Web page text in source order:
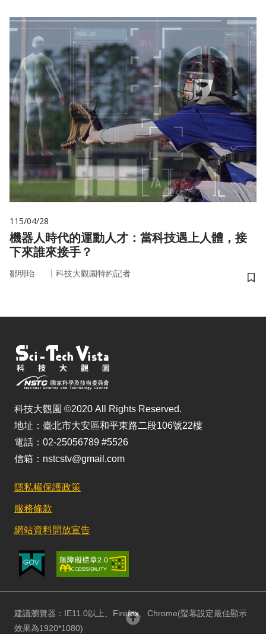
115/04/28
機器人時代的運動人才：當科技遇上人體，接
下來誰來接手？
鄒明珆 ｜ 科技大觀園特約記者
儲
科技大觀園 ©2020 All Rights Reserved.
地址：臺北市大安區和平東路二段106號22樓
電話：02-25056789 #5526
信箱：nstcstv@gmail.com
隱私權保護政策
服務條款
網站資料開放宣告
建議瀏覽器：IE11.0以上、Firefox、Chrome(螢幕設定最佳顯示
效果為1920*1080)
回頂部